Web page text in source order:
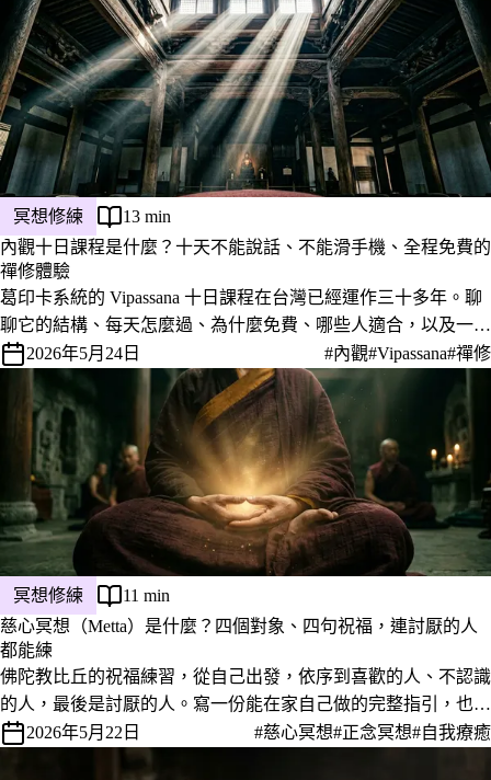
冥想修練
13 min
內觀十日課程是什麼？十天不能說話、不能滑手機、全程免費的
禪修體驗
葛印卡系統的 Vipassana 十日課程在台灣已經運作三十多年。聊
聊它的結構、每天怎麼過、為什麼免費、哪些人適合，以及一份
過來人寫給想報名的你的誠實提醒。
2026年5月24日 #內觀#Vipassana#禪修
冥想修練
11 min
慈心冥想（Metta）是什麼？四個對象、四句祝福，連討厭的人
都能練
佛陀教比丘的祝福練習，從自己出發，依序到喜歡的人、不認識
的人，最後是討厭的人。寫一份能在家自己做的完整指引，也聊
聊為什麼最難的那一步反而最有效。
2026年5月22日 #慈心冥想#正念冥想#自我療癒